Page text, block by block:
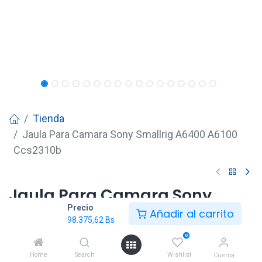
Precio
98.375,62 Bs Añadir al carrito
Home Search
0
Wishlist Cuenta
Tienda
Jaula Para Camara Sony Smallrig A6400 A6100
Ccs2310b
Jaula Para Camara Sony
Smallrig A6400 A6100
Ccs2310b